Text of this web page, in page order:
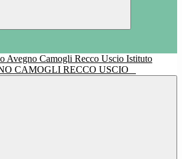
Istituto
CAMOGLI RECCO USCIO